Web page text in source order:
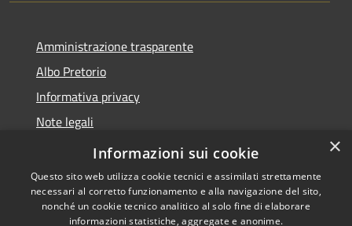
Amministrazione trasparente
Albo Pretorio
Informativa privacy
Note legali
Dichiarazione di accessibilità
×
Informazioni sui cookie
Questo sito web utilizza cookie tecnici e assimilati strettamente
necessari al corretto funzionamento e alla navigazione del sito,
nonché un cookie tecnico analitico al solo fine di elaborare
informazioni statistiche, aggregate e anonime.